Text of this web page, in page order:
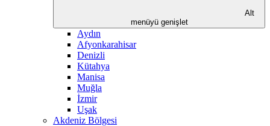
Alt
menüyü genişlet
Aydın
Afyonkarahisar
Denizli
Kütahya
Manisa
Muğla
İzmir
Uşak
Akdeniz Bölgesi